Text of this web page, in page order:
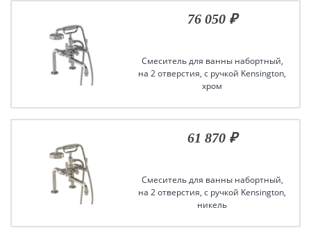
76 050 ₽
Смеситель для ванны набортный,
на 2 отверстия, с ручкой Kensington,
хром
61 870 ₽
Смеситель для ванны набортный,
на 2 отверстия, с ручкой Kensington,
никель